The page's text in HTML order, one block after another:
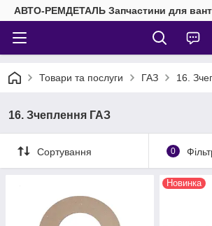
АВТО-РЕМДЕТАЛЬ Запчастини для
Товари та послуги ГАЗ 16.
16. Зчеплення ГАЗ
Сортування 0
Новинка